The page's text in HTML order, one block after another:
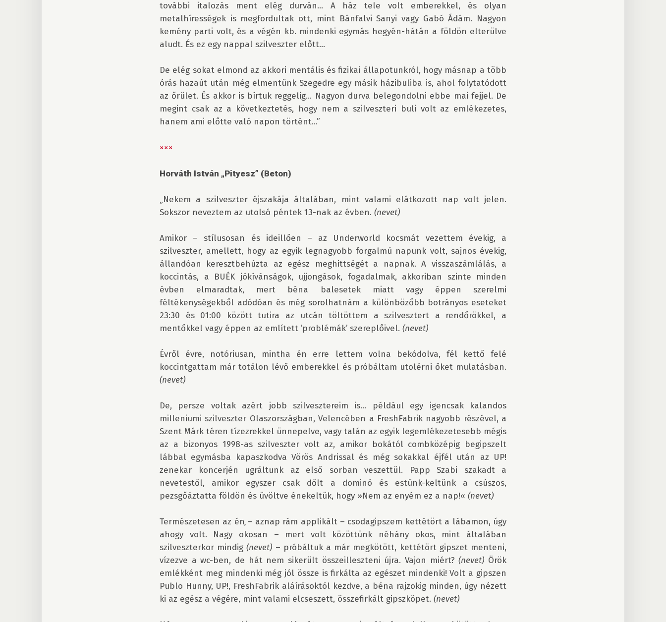
további italozás ment elég durván… A ház tele volt emberekkel, és olyan
metalhírességek is megfordultak ott, mint Bánfalvi Sanyi vagy Gabó Ádám. Nagyon
kemény parti volt, és a végén kb. mindenki egymás hegyén-hátán a földön elterülve
aludt. És ez egy nappal szilveszter előtt...
De elég sokat elmond az akkori mentális és fizikai állapotunkról, hogy másnap a több
órás hazaút után még elmentünk Szegedre egy másik házibuliba is, ahol folytatódott
az őrület. És akkor is bírtuk reggelig… Nagyon durva belegondolni ebbe mai fejjel. De
megint csak az a következtetés, hogy nem a szilveszteri buli volt az emlékezetes,
hanem ami előtte való napon történt…”
×××
Horváth István „Pityesz” (Beton)
„Nekem a szilveszter éjszakája általában, mint valami elátkozott nap volt jelen.
Sokszor neveztem az utolsó péntek 13-nak az évben. (nevet)
Amikor – stílusosan és ideillően – az Underworld kocsmát vezettem évekig, a
szilveszter, amellett, hogy az egyik legnagyobb forgalmú napunk volt, sajnos évekig,
állandóan keresztbehúzta az egész meghittségét a napnak. A visszaszámlálás, a
koccintás, a BUÉK jókívánságok, ujjongások, fogadalmak, akkoriban szinte minden
évben elmaradtak, mert béna balesetek miatt vagy éppen szerelmi
féltékenységekből adódóan és még sorolhatnám a különbözőbb botrányos eseteket
23:30 és 01:00 között tutira az utcán töltöttem a szilvesztert a rendőrökkel, a
mentőkkel vagy éppen az említett ’problémák’ szereplőivel. (nevet)
Évről évre, notóriusan, mintha én erre lettem volna bekódolva, fél kettő felé
(nevet)
De, persze voltak azért jobb szilvesztereim is… például egy igencsak kalandos
milleniumi szilveszter Olaszországban, Velencében a FreshFabrik nagyobb részével, a
Szent Márk téren tízezrekkel ünnepelve, vagy talán az egyik legemlékezetesebb mégis
az a bizonyos 1998-as szilveszter volt az, amikor bokától combközépig begipszelt
lábbal egymásba kapaszkodva Vörös Andrissal és még sokakkal éjfél után az UP!
zenekar koncerjén ugráltunk az első sorban veszettül. Papp Szabi szakadt a
nevetestől, amikor egyszer csak dőlt a dominó és estünk-keltünk a csúszos,
pezsgőáztatta földön és üvöltve énekeltük, hogy »Nem az enyém ez a nap!« (nevet)
Természetesen az én֪ – aznap rám applikált – csodagipszem kettétört a lábamon, úgy
ahogy volt. Nagy okosan – mert volt közöttünk néhány okos, mint általában
szilveszterkor mindig (nevet) – próbáltuk a már megkötött, kettétört gipszet menteni,
vízezve a wc-ben, de hát nem sikerült összeilleszteni újra. Vajon miért? (nevet) Örök
emlékként meg mindenki még jól össze is firkálta az egészet mindenki! Volt a gipszen
Publo Hunny, UP!, FreshFabrik aláírásoktól kezdve, a béna rajzokig minden, úgy nézett
ki az egész a végére, mint valami elcseszett, összefirkált gipszköpet. (nevet)